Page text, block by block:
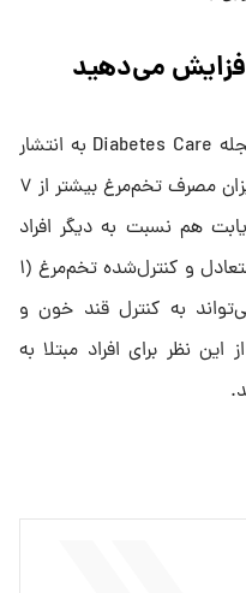
یکی از مطالعات سال ۲۰۰۹ که در مجله Diabetes Care به انتشار
رسیده است، نشان می‌دهد که اگر میزان مصرف تخم‌مرغ بیشتر از ۷
هم نسبت به دیگر افراد
افزایش می‌یابد. با این‌حال، مصرف متعادل و کنترل‌شده تخم‌مرغ (۱
هفته) می‌تواند به کنترل قند خون و
نظر برای افراد مبتلا به